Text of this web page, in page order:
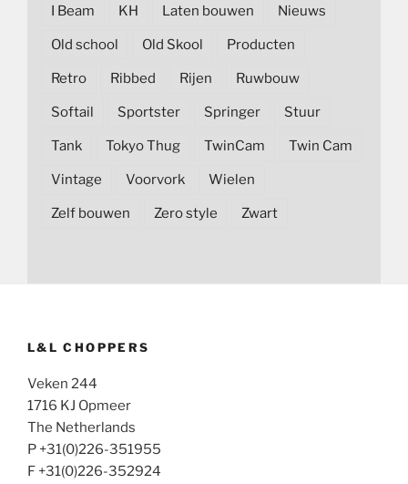
I Beam KH Laten bouwen Nieuws
Old school Old Skool Producten
Retro Ribbed Rijen Ruwbouw
Softail Sportster Springer Stuur
Tank Tokyo Thug TwinCam Twin Cam
Vintage Voorvork Wielen
Zelf bouwen Zero style Zwart
L&L CHOPPERS
Veken 244
1716 KJ Opmeer
The Netherlands
P +31(0)226-351955
F +31(0)226-352924